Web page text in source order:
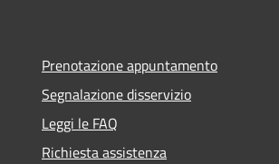
Prenotazione appuntamento
Segnalazione disservizio
Leggi le FAQ
Richiesta assistenza